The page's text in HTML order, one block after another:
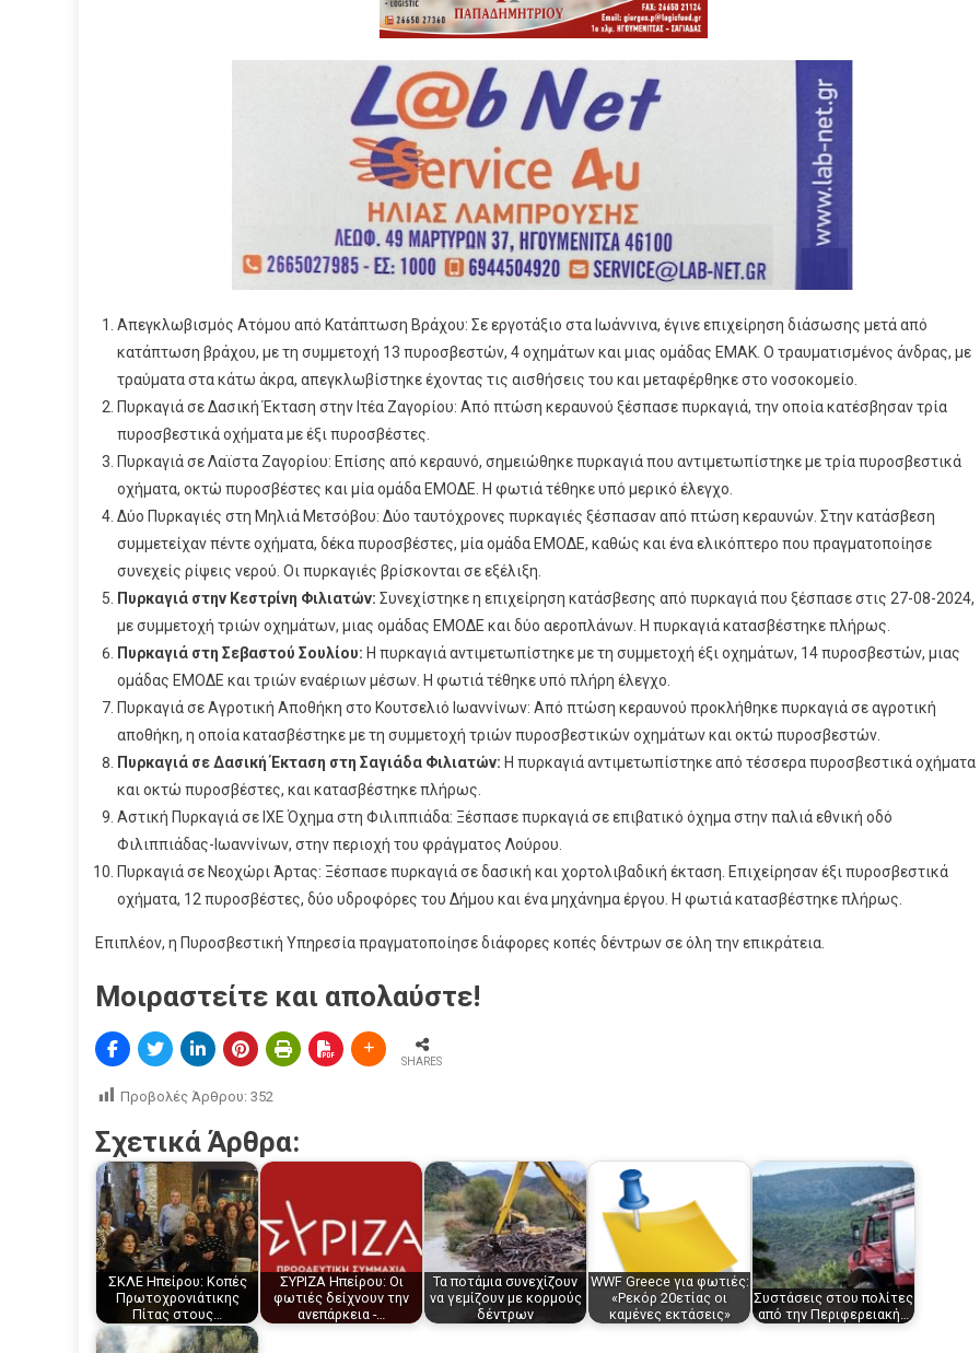
Απεγκλωβισμός Ατόμου από Κατάπτωση Βράχου: Σε εργοτάξιο στα Ιωάννινα, έγινε επιχείρηση διάσωσης μετά από
κατάπτωση βράχου, με τη συμμετοχή 13 πυροσβεστών, 4 οχημάτων και μιας ομάδας ΕΜΑΚ. Ο τραυματισμένος άνδρας, με
τραύματα στα κάτω άκρα, απεγκλωβίστηκε έχοντας τις αισθήσεις του και μεταφέρθηκε στο νοσοκομείο.
Πυρκαγιά σε Δασική Έκταση στην Ιτέα Ζαγορίου: Από πτώση κεραυνού ξέσπασε πυρκαγιά, την οποία κατέσβησαν τρία
πυροσβεστικά οχήματα με έξι πυροσβέστες.
Πυρκαγιά σε Λαϊστα Ζαγορίου: Επίσης από κεραυνό, σημειώθηκε πυρκαγιά που αντιμετωπίστηκε με τρία πυροσβεστικά
οχήματα, οκτώ πυροσβέστες και μία ομάδα ΕΜΟΔΕ. Η φωτιά τέθηκε υπό μερικό έλεγχο.
Δύο Πυρκαγιές στη Μηλιά Μετσόβου: Δύο ταυτόχρονες πυρκαγιές ξέσπασαν από πτώση κεραυνών. Στην κατάσβεση
συμμετείχαν πέντε οχήματα, δέκα πυροσβέστες, μία ομάδα ΕΜΟΔΕ, καθώς και ένα ελικόπτερο που πραγματοποίησε
συνεχείς ρίψεις νερού. Οι πυρκαγιές βρίσκονται σε εξέλιξη.
Πυρκαγιά στην Κεστρίνη Φιλιατών: Συνεχίστηκε η επιχείρηση κατάσβεσης από πυρκαγιά που ξέσπασε στις 27-08-2024,
με συμμετοχή τριών οχημάτων, μιας ομάδας ΕΜΟΔΕ και δύο αεροπλάνων. Η πυρκαγιά κατασβέστηκε πλήρως.
Πυρκαγιά στη Σεβαστού Σουλίου: Η πυρκαγιά αντιμετωπίστηκε με τη συμμετοχή έξι οχημάτων, 14 πυροσβεστών, μιας
ομάδας ΕΜΟΔΕ και τριών εναέριων μέσων. Η φωτιά τέθηκε υπό πλήρη έλεγχο.
Πυρκαγιά σε Αγροτική Αποθήκη στο Κουτσελιό Ιωαννίνων: Από πτώση κεραυνού προκλήθηκε πυρκαγιά σε αγροτική
αποθήκη, η οποία κατασβέστηκε με τη συμμετοχή τριών πυροσβεστικών οχημάτων και οκτώ πυροσβεστών.
Πυρκαγιά σε Δασική Έκταση στη Σαγιάδα Φιλιατών: Η πυρκαγιά αντιμετωπίστηκε από τέσσερα πυροσβεστικά οχήματα
και οκτώ πυροσβέστες, και κατασβέστηκε πλήρως.
Αστική Πυρκαγιά σε ΙΧΕ Όχημα στη Φιλιππιάδα: Ξέσπασε πυρκαγιά σε επιβατικό όχημα στην παλιά εθνική οδό
Φιλιππιάδας-Ιωαννίνων, στην περιοχή του φράγματος Λούρου.
Πυρκαγιά σε Νεοχώρι Άρτας: Ξέσπασε πυρκαγιά σε δασική και χορτολιβαδική έκταση. Επιχείρησαν έξι πυροσβεστικά
οχήματα, 12 πυροσβέστες, δύο υδροφόρες του Δήμου και ένα μηχάνημα έργου. Η φωτιά κατασβέστηκε πλήρως.
Επιπλέον, η Πυροσβεστική Υπηρεσία πραγματοποίησε διάφορες κοπές δέντρων σε όλη την επικράτεια.
Μοιραστείτε και απολαύστε!
SHARES
Προβολές Άρθρου: 352
Σχετικά Άρθρα:
ΣΚΛΕ Ηπείρου: Κοπές
Πρωτοχρονιάτικης
Πίτας στους…
ΣΥΡΙΖΑ Ηπείρου: Οι
φωτιές δείχνουν την
ανεπάρκεια -…
Τα ποτάμια συνεχίζουν
να γεμίζουν με κορμούς
δέντρων
WWF Greece για φωτιές:
«Ρεκόρ 20ετίας οι
καμένες εκτάσεις»
Συστάσεις στου πολίτες
από την Περιφερειακή…